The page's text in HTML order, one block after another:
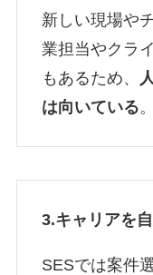
新しい現場や
業担当やクラ
もあるため、
は向いている。
3.キャリアを
SESでは案件